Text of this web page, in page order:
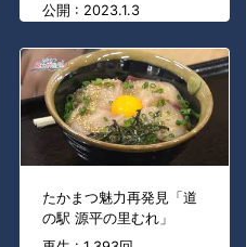
公開 : 2023.1.3
たかまつ魅力再発見「道
の駅 源平の里むれ」